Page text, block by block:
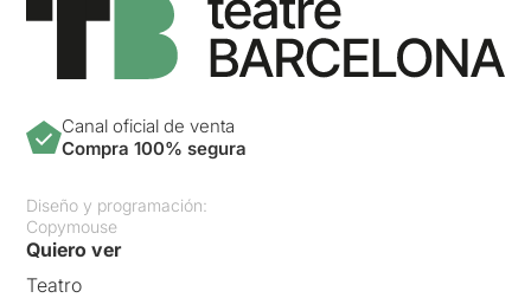
Canal oficial de venta
Compra 100% segura
Diseño y programación:
Copymouse
Quiero ver
Teatro